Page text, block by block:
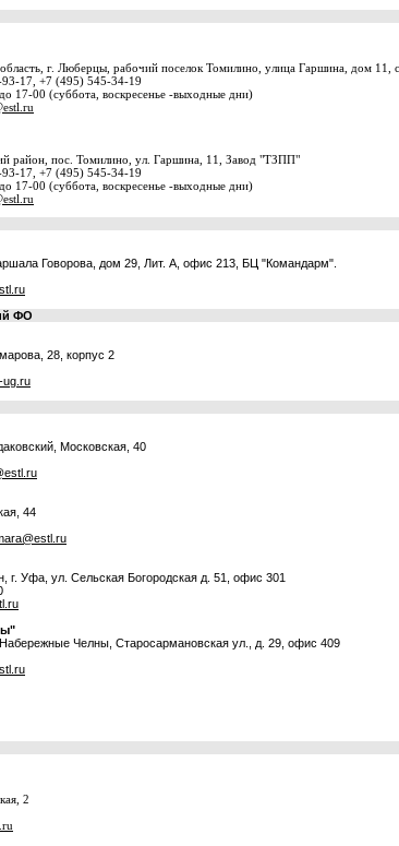
г. Люберцы, рабочий поселок Томилино, улица Гаршина, дом 11,
17, +7 (495) 545-34-19
17-00 (суббота, воскресенье -выходные дни)
район, пос. Томилино, ул. Гаршина, 11, Завод "ТЗПП"
17, +7 (495) 545-34-19
17-00 (суббота, воскресенье -выходные дни)
Говорова, дом 29, Лит. А, офис 213, БЦ "Командарм".
ФО
28, корпус 2
ug.ru
Московская, 40
44
г. Уфа, ул. Сельская Богородская д. 51, офис 301
Челны, Старосармановская ул., д. 29, офис 409
2